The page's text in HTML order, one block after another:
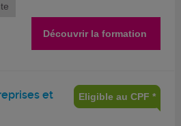
Découvrir la formation
et
Eligible au CPF *